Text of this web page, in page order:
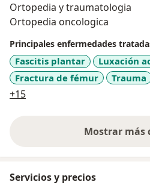
Ortopedia y traumatologia
Ortopedia oncologica
Principales enfermedades
Fascitis plantar
Luxación
Fractura de fémur
Trauma
+15a11y_sr_more_diseases
Mostrar más
Servicios y precios